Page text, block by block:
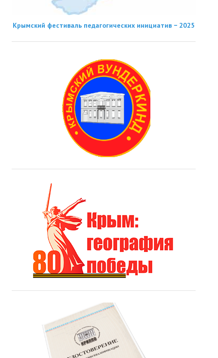
Крымский фестиваль педагогических инициатив − 2025